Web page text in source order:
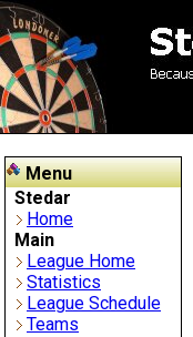
Menu
Stedar
Home
Main
League Home
Statistics
League Schedule
Teams